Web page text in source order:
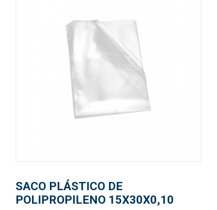
SACO PLÁSTICO DE
POLIPROPILENO 15X30X0,10